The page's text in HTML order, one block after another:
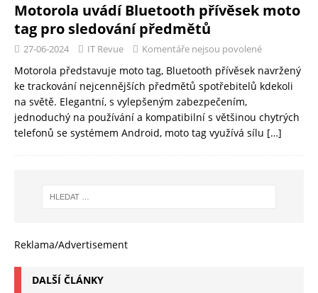
Motorola uvádí Bluetooth přívěsek moto
tag pro sledování předmětů
27-06-2024 IT Revue Komentáře nejsou povolené
Motorola představuje moto tag, Bluetooth přívěsek navržený
ke trackování nejcennějších předmětů spotřebitelů kdekoli
na světě. Elegantní, s vylepšeným zabezpečením,
jednoduchý na používání a kompatibilní s většinou chytrých
telefonů se systémem Android, moto tag využívá sílu […]
Reklama/Advertisement
DALŠÍ ČLÁNKY